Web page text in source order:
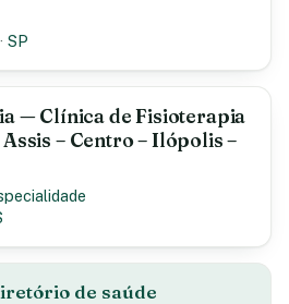
·SP
— Clínica de Fisioterapia
– Centro – Ilópolis –
de saúde